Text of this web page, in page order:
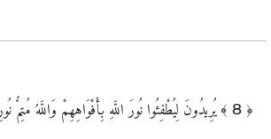
يُرِيدُونَ لِيُطْفِئُوا نُورَ اللَّهِ بِأَفْوَاهِهِمْ وَاللَّهُ مُتِمُّ ﴾ 8 ﴿